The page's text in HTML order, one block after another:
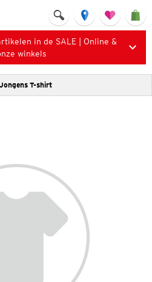
in de SALE | Online &
winkels
T-shirt